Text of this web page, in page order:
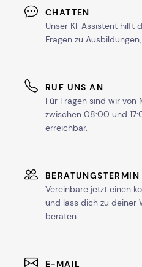
CHATTEN
Unser KI-Assistent hilft
Fragen zu
RUF UNS AN
Für Fragen sind wir von
zwischen 08:00 und
erreichbar.
BERATUNGSTERMIN
Vereinbare jetzt einen
und lass dich zu deiner
beraten.
E-MAIL